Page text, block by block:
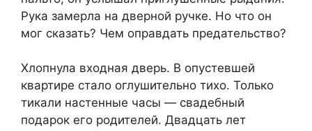
Рука замерла на дверной ручке. Но что он
мог сказать? Чем оправдать предательство?
Хлопнула входная дверь. В опустевшей
квартире стало оглушительно тихо. Только
тикали настенные часы — свадебный
подарок его родителей. Двадцать лет